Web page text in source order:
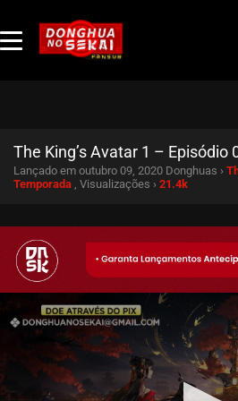
The King’s Avatar 1 – Episódio
Lançado em outubro 09, 2020 Donghuas ›
Temporada , Visualizações › 21.4k